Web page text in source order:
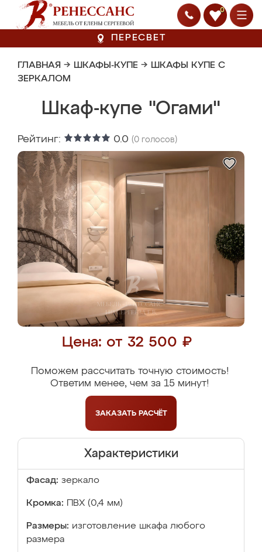
0
ПЕРЕСВЕТ
ГЛАВНАЯ → ШКАФЫ-КУПЕ → ШКАФЫ КУПЕ С
ЗЕРКАЛОМ
Шкаф-купе "Огами"
Рейтинг: 0.0 (0 голосов)
Цена: от 32 500 ₽
Поможем рассчитать точную стоимость!
Ответим менее, чем за 15 минут!
ЗАКАЗАТЬ РАСЧЁТ
Характеристики
Фасад: зеркало
Кромка: ПВХ (0,4 мм)
Размеры: изготовление шкафа любого
размера